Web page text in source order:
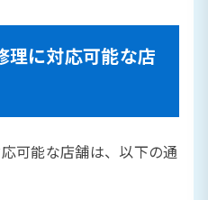
に対応可能な店
可能な店舗は、以下の通